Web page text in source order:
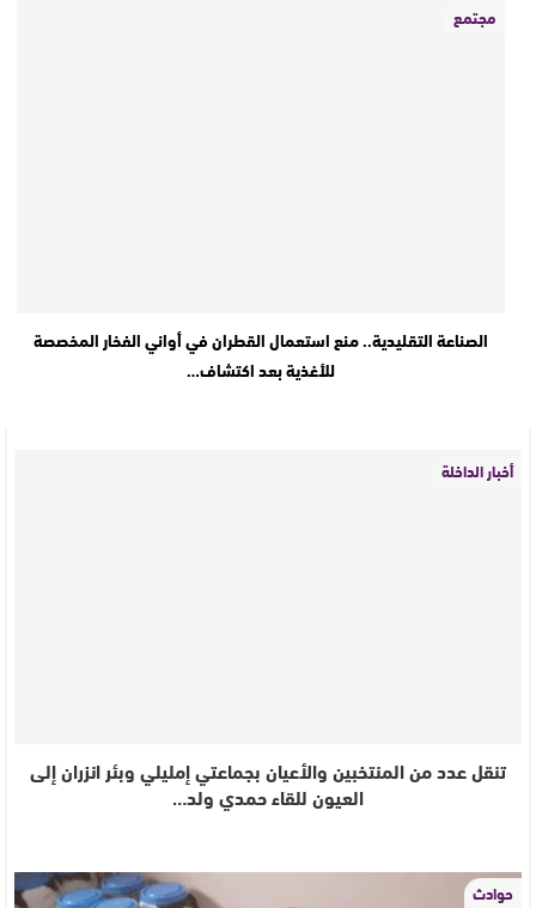
مجتمع
الصناعة التقليدية.. منع استعمال القطران في أواني الفخار المخصصة
للأغذية بعد اكتشاف…
أخبار الداخلة
تنقل عدد من المنتخبين والأعيان بجماعتي إمليلي وبئر انزران إلى
العيون للقاء حمدي ولد…
حوادث